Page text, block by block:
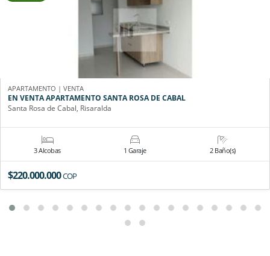
APARTAMENTO | VENTA
EN VENTA APARTAMENTO SANTA ROSA DE CABAL
Santa Rosa de Cabal, Risaralda
3 Alcobas 1 Garaje 2 Baño(s)
$220.000.000COP